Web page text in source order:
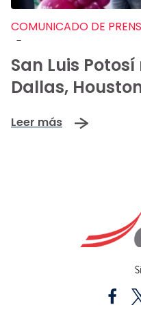
COMUNICADO DE
-
San Luis
Dallas,
Leer más